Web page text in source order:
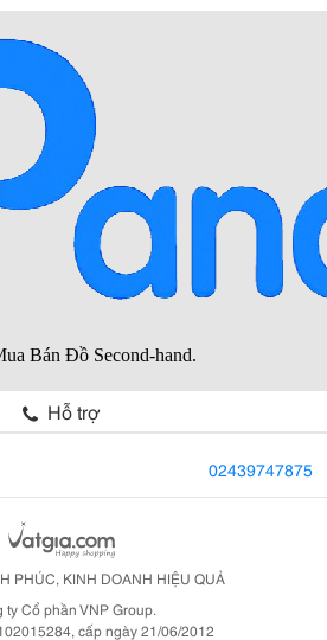
Hỗ trợ
02439747875
PHÚC, KINH DOANH HIỆU QUẢ
ty Cổ phần VNP Group.
cấp ngày 21/06/2012